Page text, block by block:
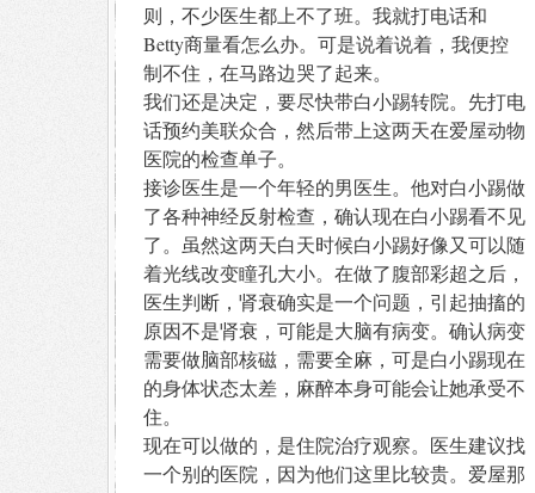
则，不少医生都上不了班。我就打电话和
Betty商量看怎么办。可是说着说着，我便控
制不住，在马路边哭了起来。
我们还是决定，要尽快带白小踢转院。先打电
话预约美联众合，然后带上这两天在爱屋动物
医院的检查单子。
接诊医生是一个年轻的男医生。他对白小踢做
了各种神经反射检查，确认现在白小踢看不见
了。虽然这两天白天时候白小踢好像又可以随
着光线改变瞳孔大小。在做了腹部彩超之后，
医生判断，肾衰确实是一个问题，引起抽搐的
原因不是肾衰，可能是大脑有病变。确认病变
需要做脑部核磁，需要全麻，可是白小踢现在
的身体状态太差，麻醉本身可能会让她承受不
住。
现在可以做的，是住院治疗观察。医生建议找
一个别的医院，因为他们这里比较贵。爱屋那